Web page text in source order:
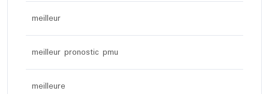
meilleur
meilleur pronostic pmu
meilleure